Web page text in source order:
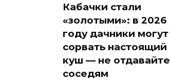
Кабачки стали
«золотыми»: в 2026
году дачники могут
сорвать настоящий
куш — не отдавайте
соседям